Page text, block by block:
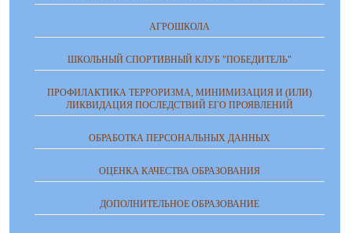
АГРОШКОЛА
ШКОЛЬНЫЙ СПОРТИВНЫЙ КЛУБ "ПОБЕДИТЕЛЬ"
ПРОФИЛАКТИКА ТЕРРОРИЗМА, МИНИМИЗАЦИЯ И (ИЛИ)
ЛИКВИДАЦИЯ ПОСЛЕДСТВИЙ ЕГО ПРОЯВЛЕНИЙ
ОБРАБОТКА ПЕРСОНАЛЬНЫХ ДАННЫХ
ОЦЕНКА КАЧЕСТВА ОБРАЗОВАНИЯ
ДОПОЛНИТЕЛЬНОЕ ОБРАЗОВАНИЕ